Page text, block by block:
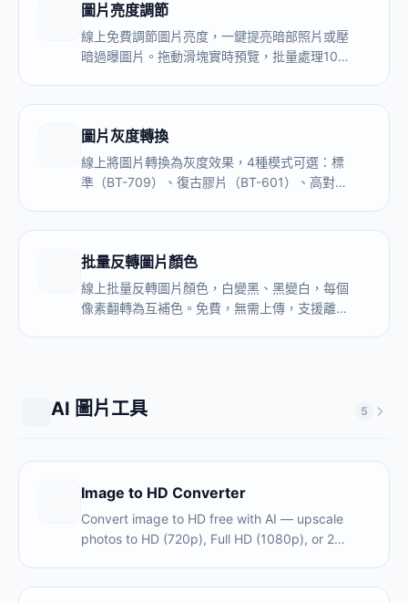
圖片亮度調節
線上免費調節圖片亮度，一鍵提亮暗部照片或壓
暗過曝圖片。拖動滑塊實時預覽，批量處理100
圖片灰度轉換
線上將圖片轉換為灰度效果，4種模式可選：標
準（BT-709）、復古膠片（BT-601）、高對比
批量反轉圖片顏色
線上批量反轉圖片顏色，白變黑、黑變白，每個
像素翻轉為互補色。免費，無需上傳，支援離線
AI 圖片工具 5
Image to HD Converter
Convert image to HD free with AI — upscale
photos to HD (720p), Full HD (1080p), or 2K